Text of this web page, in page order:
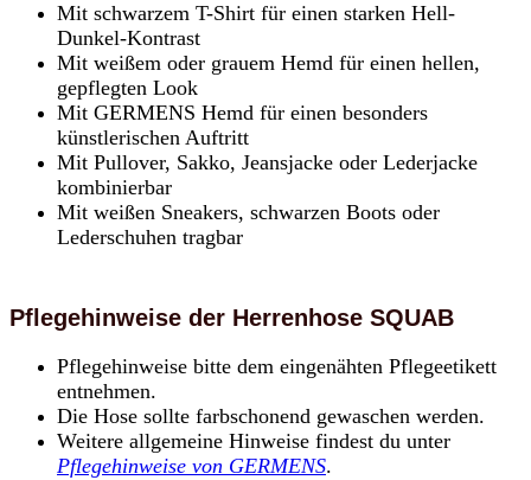
Mit schwarzem T-Shirt für einen starken Hell-
Dunkel-Kontrast
Mit weißem oder grauem Hemd für einen hellen,
gepflegten Look
Mit GERMENS Hemd für einen besonders
künstlerischen Auftritt
Mit Pullover, Sakko, Jeansjacke oder Lederjacke
kombinierbar
Mit weißen Sneakers, schwarzen Boots oder
Lederschuhen tragbar
Pflegehinweise der Herrenhose SQUAB
Pflegehinweise bitte dem eingenähten Pflegeetikett
entnehmen.
Die Hose sollte farbschonend gewaschen werden.
Weitere allgemeine Hinweise findest du unter
Pflegehinweise von GERMENS.